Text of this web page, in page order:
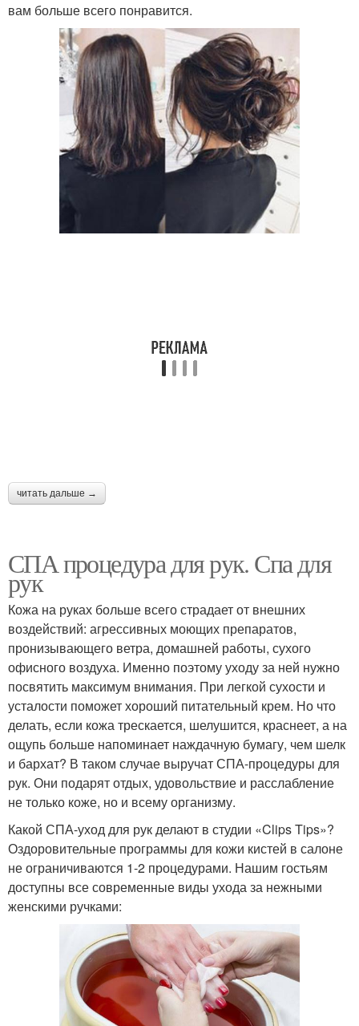
вам больше всего понравится.
читать дальше →
СПА процедура для рук. Спа для
рук
Кожа на руках больше всего страдает от внешних
воздействий: агрессивных моющих препаратов,
пронизывающего ветра, домашней работы, сухого
офисного воздуха. Именно поэтому уходу за ней нужно
посвятить максимум внимания. При легкой сухости и
усталости поможет хороший питательный крем. Но что
делать, если кожа трескается, шелушится, краснеет, а на
ощупь больше напоминает наждачную бумагу, чем шелк
и бархат? В таком случае выручат СПА-процедуры для
рук. Они подарят отдых, удовольствие и расслабление
не только коже, но и всему организму.
Какой СПА-уход для рук делают в студии «Clips Tips»?
Оздоровительные программы для кожи кистей в салоне
не ограничиваются 1-2 процедурами. Нашим гостьям
доступны все современные виды ухода за нежными
женскими ручками: